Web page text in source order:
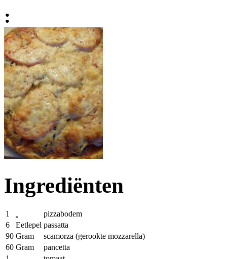
:
Ingrediënten
1
pizzabodem
6
Eetlepel passatta
90 Gram
scamorza (gerookte mozzarella)
60 Gram
pancetta